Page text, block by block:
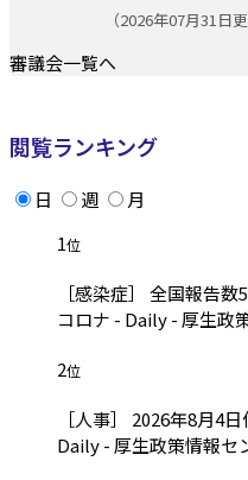
（2026年07月31日更
審議会一覧へ
閲覧ランキング
日 週
月
1位
［感染症］ 全国報告
コロナ - Daily - 厚生政
2位
［人事］ 2026年8月4
Daily - 厚生政策情報セ